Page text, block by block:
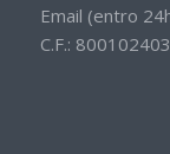
Email (entro
C.F.: